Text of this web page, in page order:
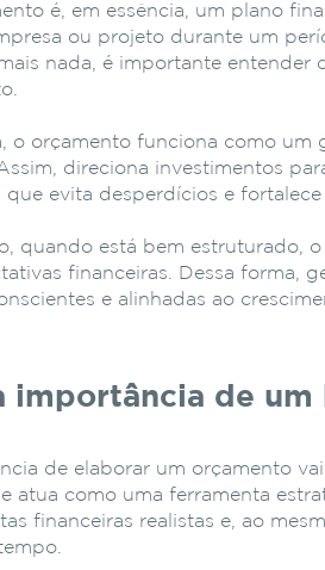
é, em essência, um plano
ou projeto durante um
nada, é importante entender
o orçamento funciona como um
direciona investimentos
que evita desperdícios e
quando está bem estruturado,
financeiras. Dessa forma,
e alinhadas ao
importância de
de elaborar um orçamento
atua como uma ferramenta
financeiras realistas e, ao